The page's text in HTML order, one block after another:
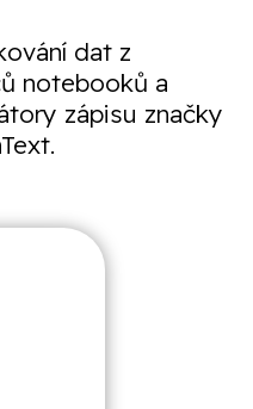
dat z
notebooků a
zápisu značky